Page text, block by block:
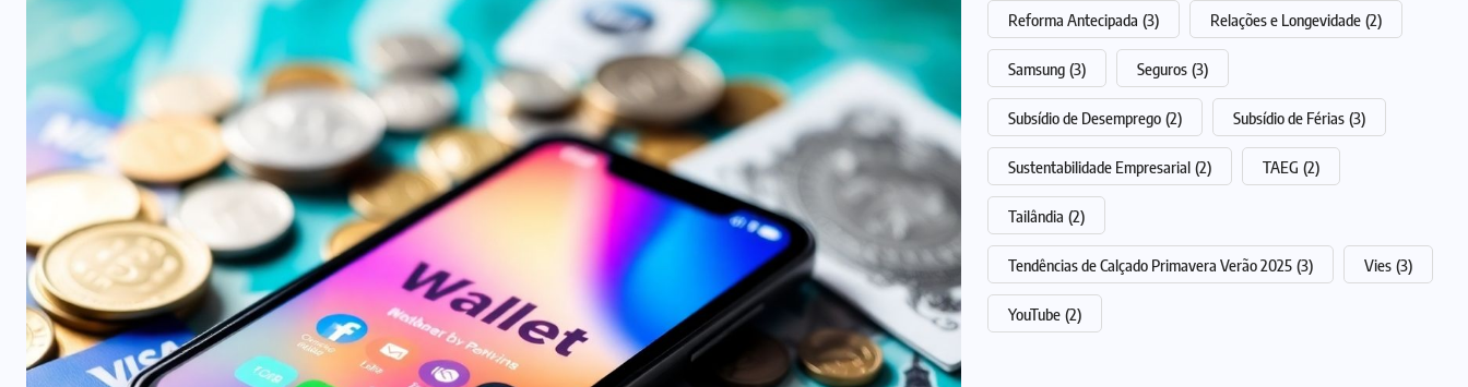
Reforma Antecipada (3) Relações e Longevidade (2)
Samsung (3) Seguros (3)
Subsídio de Desemprego (2) Subsídio de Férias (3)
Sustentabilidade Empresarial (2) TAEG (2)
Tailândia (2)
Tendências de Calçado Primavera Verão 2025 (3) Vies (3)
YouTube (2)